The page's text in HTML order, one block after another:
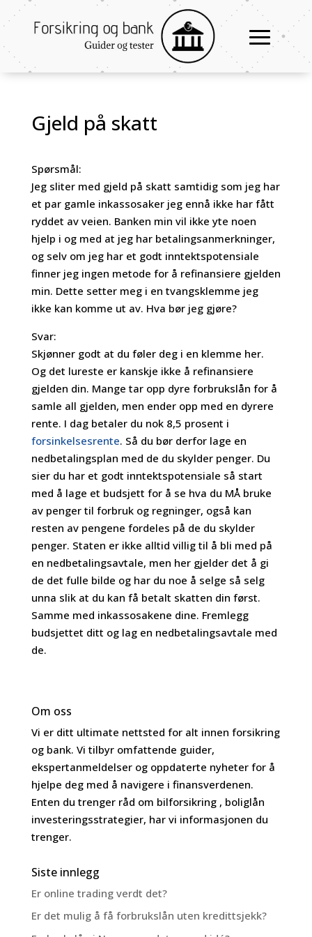
Gjeld på skatt
Spørsmål:
Jeg sliter med gjeld på skatt samtidig som jeg har
et par gamle inkassosaker jeg ennå ikke har fått
ryddet av veien. Banken min vil ikke yte noen
hjelp i og med at jeg har betalingsanmerkninger,
og selv om jeg har et godt inntektspotensiale
finner jeg ingen metode for å refinansiere gjelden
min. Dette setter meg i en tvangsklemme jeg
ikke kan komme ut av. Hva bør jeg gjøre?
Svar:
Skjønner godt at du føler deg i en klemme her.
Og det lureste er kanskje ikke å refinansiere
gjelden din. Mange tar opp dyre forbrukslån for å
samle all gjelden, men ender opp med en dyrere
rente. I dag betaler du nok 8,5 prosent i
forsinkelsesrente. Så du bør derfor lage en
nedbetalingsplan med de du skylder penger. Du
sier du har et godt inntektspotensiale så start
med å lage et budsjett for å se hva du MÅ bruke
av penger til forbruk og regninger, også kan
resten av pengene fordeles på de du skylder
penger. Staten er ikke alltid villig til å bli med på
en nedbetalingsavtale, men her gjelder det å gi
de det fulle bilde og har du noe å selge så selg
unna slik at du kan få betalt skatten din først.
Samme med inkassosakene dine. Fremlegg
budsjettet ditt og lag en nedbetalingsavtale med
de.
Om oss
Vi er ditt ultimate nettsted for alt innen forsikring
og bank. Vi tilbyr omfattende guider,
ekspertanmeldelser og oppdaterte nyheter for å
hjelpe deg med å navigere i finansverdenen.
Enten du trenger råd om bilforsikring , boliglån
investeringsstrategier, har vi informasjonen du
trenger.
Siste innlegg
Er online trading verdt det?
Er det mulig å få forbrukslån uten kredittsjekk?